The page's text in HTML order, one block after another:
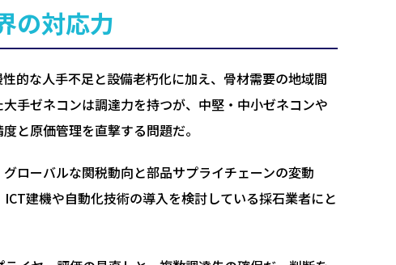
の対応力
的な人手不足と設備老朽化に加え、骨材需要の地域間
手ゼネコンは調達力を持つが、中堅・中小ゼネコンや
と原価管理を直撃する問題だ。
ローバルな関税動向と部品サプライチェーンの変動
建機や自動化技術の導入を検討している採石業者にと